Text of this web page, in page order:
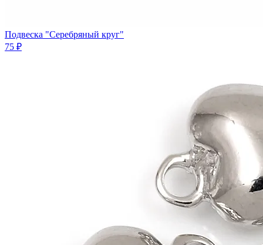
Подвеска "Серебряный круг"
75 ₽